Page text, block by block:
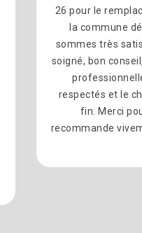
26 pour le
la commune
sommes très
soigné, bon
respectés et le
fin. Merci
recommande